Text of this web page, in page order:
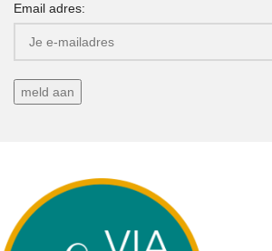
Email adres: